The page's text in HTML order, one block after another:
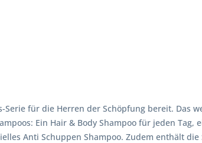
für die Herren der Schöpfung bereit. Das
Ein Hair & Body Shampoo für jeden Tag,
Anti Schuppen Shampoo. Zudem enthält die